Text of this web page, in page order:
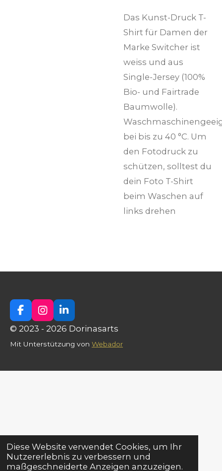
Diese Website verwendet Cookies, um Ihr
Nutzererlebnis zu verbessern und
maßgeschneiderte Anzeigen anzuzeigen.
Das Kunst-Druck T-
Shirt für Damen der
Marke Switcher ist
weiss und aus
Single-Jersey (100%
Bio- und Fairtrade
Baumwolle).
bei bis zu 40 °C. Um
den Fotodruck zu
schützen, solltest du
dein Foto T-Shirt
beim Waschen auf
links drehen
F
a
c
e
o
I
n
t
r
L
i
n
k
I
© 2023 - 2026 Dorinasarts
Mit Unterstützung von Webador